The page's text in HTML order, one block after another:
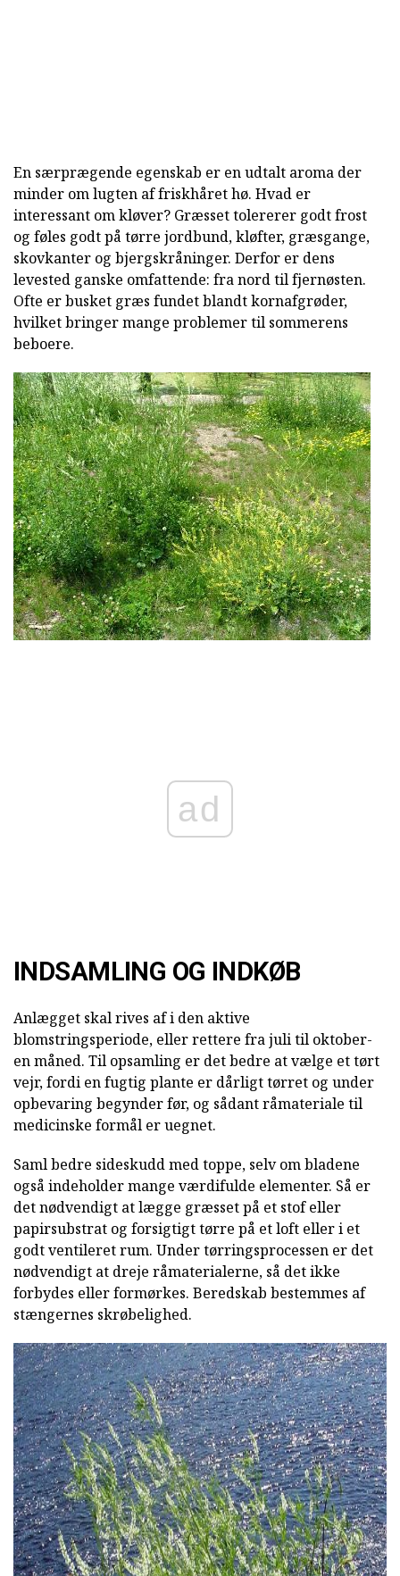
En særprægende egenskab er en udtalt aroma der
minder om lugten af friskhåret hø. Hvad er
interessant om kløver? Græsset tolererer godt frost
og føles godt på tørre jordbund, kløfter, græsgange,
skovkanter og bjergskråninger. Derfor er dens
levested ganske omfattende: fra nord til fjernøsten.
Ofte er busket græs fundet blandt kornafgrøder,
hvilket bringer mange problemer til sommerens
beboere.
ad
INDSAMLING OG INDKØB
Anlægget skal rives af i den aktive
blomstringsperiode, eller rettere fra juli til oktober-
en måned. Til opsamling er det bedre at vælge et tørt
vejr, fordi en fugtig plante er dårligt tørret og under
opbevaring begynder før, og sådant råmateriale til
medicinske formål er uegnet.
Saml bedre sideskudd med toppe, selv om bladene
også indeholder mange værdifulde elementer. Så er
det nødvendigt at lægge græsset på et stof eller
papirsubstrat og forsigtigt tørre på et loft eller i et
godt ventileret rum. Under tørringsprocessen er det
nødvendigt at dreje råmaterialerne, så det ikke
forbydes eller formørkes. Beredskab bestemmes af
stængernes skrøbelighed.